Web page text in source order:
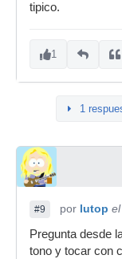
tipico.
1
1
#9 por lutop
Pregunta desde
tono y tocar con